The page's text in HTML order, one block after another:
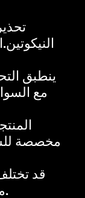
ينطبق
مع
قد
مختلفة.شكرا لتفهمك.